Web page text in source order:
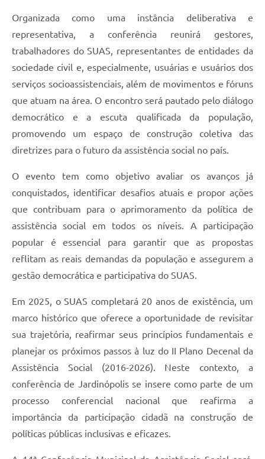
Organizada como uma instância deliberativa e
representativa, a conferência reunirá gestores,
trabalhadores do SUAS, representantes de entidades da
sociedade civil e, especialmente, usuárias e usuários dos
serviços socioassistenciais, além de movimentos e fóruns
que atuam na área. O encontro será pautado pelo diálogo
democrático e a escuta qualificada da população,
promovendo um espaço de construção coletiva das
diretrizes para o futuro da assistência social no país.
O evento tem como objetivo avaliar os avanços já
conquistados, identificar desafios atuais e propor ações
que contribuam para o aprimoramento da política de
assistência social em todos os níveis. A participação
popular é essencial para garantir que as propostas
reflitam as reais demandas da população e assegurem a
gestão democrática e participativa do SUAS.
Em 2025, o SUAS completará 20 anos de existência, um
marco histórico que oferece a oportunidade de revisitar
sua trajetória, reafirmar seus princípios fundamentais e
planejar os próximos passos à luz do II Plano Decenal da
Assistência Social (2016-2026). Neste contexto, a
conferência de Jardinópolis se insere como parte de um
processo conferencial nacional que reafirma a
importância da participação cidadã na construção de
políticas públicas inclusivas e eficazes.